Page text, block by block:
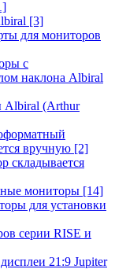
[3]
для мониторов
с
наклона Albiral
Albiral (Arthur
вручную [2]
складывается
мониторы [14]
для установки
серии RISE и
21:9 Jupiter